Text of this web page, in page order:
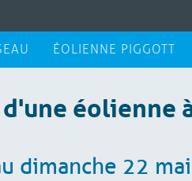
ÉOLIENNE PIGGOTT
éolienne
dimanche 22